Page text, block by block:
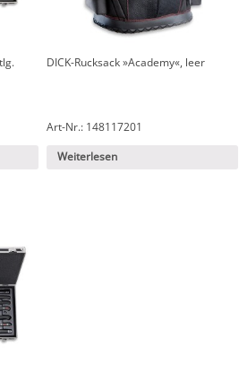
DICK-Rucksack »Academy«, leer
Art-Nr.: 148117201
Weiterlesen